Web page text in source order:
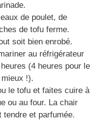
de poulet, de
de tofu ferme.
soit bien enrobé.
au réfrigérateur
(4 heures pour le
mieux !).
le tofu et faites cuire à
ou au four. La chair
tendre et parfumée.